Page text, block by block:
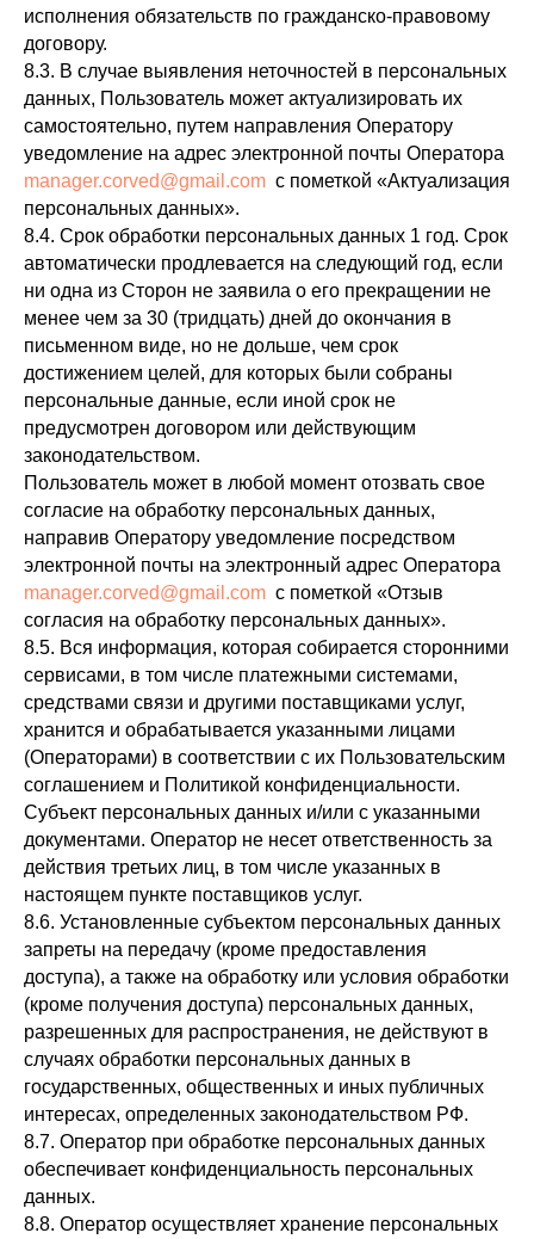
исполнения обязательств по гражданско-правовому
договору.
8.3. В случае выявления неточностей в персональных
данных, Пользователь может актуализировать их
самостоятельно, путем направления Оператору
уведомление на адрес электронной почты Оператора
manager.corved@gmail.com с пометкой «Актуализация
персональных данных».
8.4. Срок обработки персональных данных 1 год. Срок
автоматически продлевается на следующий год, если
ни одна из Сторон не заявила о его прекращении не
менее чем за 30 (тридцать) дней до окончания в
письменном виде, но не дольше, чем срок
достижением целей, для которых были собраны
персональные данные, если иной срок не
предусмотрен договором или действующим
законодательством.
Пользователь может в любой момент отозвать свое
согласие на обработку персональных данных,
направив Оператору уведомление посредством
электронной почты на электронный адрес Оператора
manager.corved@gmail.com с пометкой «Отзыв
согласия на обработку персональных данных».
8.5. Вся информация, которая собирается сторонними
сервисами, в том числе платежными системами,
средствами связи и другими поставщиками услуг,
хранится и обрабатывается указанными лицами
(Операторами) в соответствии с их Пользовательским
соглашением и Политикой конфиденциальности.
Субъект персональных данных и/или с указанными
документами. Оператор не несет ответственность за
действия третьих лиц, в том числе указанных в
настоящем пункте поставщиков услуг.
8.6. Установленные субъектом персональных данных
запреты на передачу (кроме предоставления
доступа), а также на обработку или условия обработки
(кроме получения доступа) персональных данных,
разрешенных для распространения, не действуют в
случаях обработки персональных данных в
государственных, общественных и иных публичных
интересах, определенных законодательством РФ.
8.7. Оператор при обработке персональных данных
обеспечивает конфиденциальность персональных
данных.
8.8. Оператор осуществляет хранение персональных